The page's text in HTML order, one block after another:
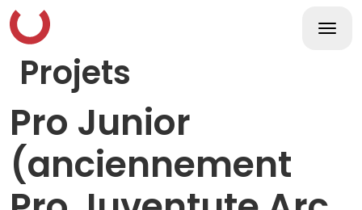
Skip
to
content
Projets
Pro Junior
(anciennement